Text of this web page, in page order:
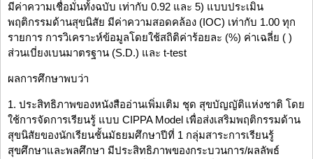
มีค่าความเชื่อมั่นทั้งฉบับ เท่ากับ 0.92 และ 5) แบบประเมิน
พฤติกรรมด้านสุขนิสัย มีค่าความสอดคล้อง (IOC) เท่ากับ 1.00 ทุก
รายการ การวิเคราะห์ข้อมูลโดยใช้สถิติค่าร้อยละ (%) ค่าเฉลี่ย ( )
ส่วนเบี่ยงเบนมาตรฐาน (S.D.) และ t-test
ผลการศึกษาพบว่า
1. ประสิทธิภาพของหนังสืออ่านเพิ่มเติม ชุด สุขบัญญัติแห่งชาติ โดย
ใช้การจัดการเรียนรู้ แบบ CIPPA Model เพื่อส่งเสริมพฤติกรรมด้าน
สุขนิสัยของนักเรียนชั้นมัธยมศึกษาปีที่ 1 กลุ่มสาระการเรียนรู้
สุขศึกษาและพลศึกษา มีประสิทธิภาพของกระบวนการ/ผลลัพธ์